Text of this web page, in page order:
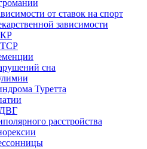
от ставок на спорт
зависимости
сна
Туретта
расстройства